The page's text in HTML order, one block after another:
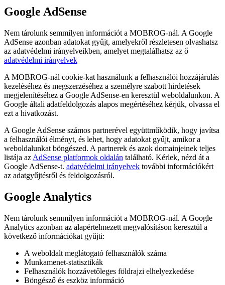
Google AdSense
Nem tárolunk semmilyen információt a MOBROG-nál. A Google
AdSense azonban adatokat gyűjt, amelyekről részletesen olvashatsz
az adatvédelmi irányelveikben, amelyet megtalálhatsz az ő
adatvédelmi irányelvek
A MOBROG-nál cookie-kat használunk a felhasználói hozzájárulás
kezeléséhez és megszerzéséhez a személyre szabott hirdetések
megjelenítéséhez a Google AdSense-en keresztül weboldalunkon. A
Google általi adatfeldolgozás alapos megértéséhez kérjük, olvassa el
ezt a hivatkozást.
A Google AdSense számos partnerével együttműködik, hogy javítsa
a felhasználói élményt, és lehet, hogy adatokat gyűjt, amikor a
weboldalunkat böngészed. A partnerek és azok domainjeinek teljes
listája az AdSense platformok oldalán található. Kérlek, nézd át a
Google AdSense-t. adatvédelmi irányelvek további információkért
az adatgyűjtésről és feldolgozásról.
Google Analytics
Nem tárolunk semmilyen információt a MOBROG-nál. A Google
Analytics azonban az alapértelmezett megvalósításon keresztül a
következő információkat gyűjti:
A weboldalt meglátogató felhasználók száma
Munkamenet-statisztikák
Felhasználók hozzávetőleges földrajzi elhelyezkedése
Böngésző és eszköz információ